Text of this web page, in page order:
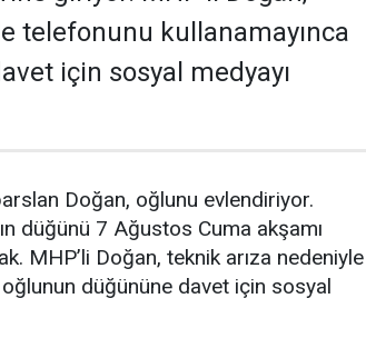
telefonunu kullanamayınca
için sosyal medyayı
Doğan, oğlunu evlendiriyor.
düğünü 7 Ağustos Cuma akşamı
MHP’li Doğan, teknik arıza nedeniyle
düğününe davet için sosyal